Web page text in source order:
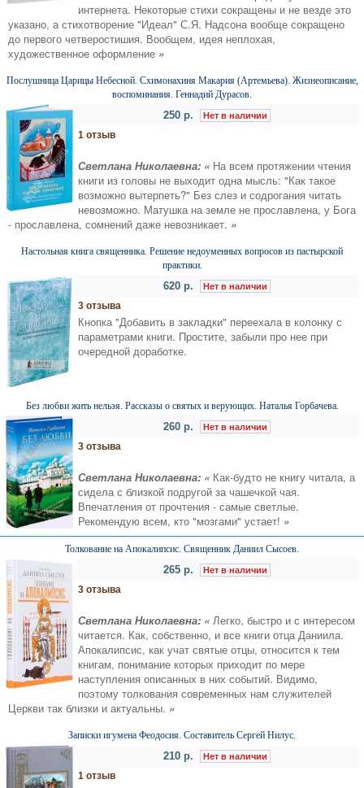
интернета. Некоторые стихи сокращены и не везде это
указано, а стихотворение "Идеал" С.Я. Надсона вообще сокращено
до первого четверостишия. Вообщем, идея неплохая,
художественное оформление »
Послушница Царицы Небесной. Схимонахиня Макария (Артемьева). Жизнеописание,
воспоминания. Геннадий Дурасов.
250 р. Нет в наличии
1 отзыв
Светлана Николаевна: « На всем протяжении чтения
книги из головы не выходит одна мысль: "Как такое
возможно вытерпеть?" Без слез и содрогания читать
невозможно. Матушка на земле не прославлена, у Бога
- прославлена, сомнений даже невозникает. »
Настольная книга священника. Решение недоуменных вопросов из пастырской
практики.
620 р. Нет в наличии
3 отзыва
Кнопка "Добавить в закладки" переехала в колонку с
параметрами книги. Простите, забыли про нее при
очередной доработке.
Без любви жить нельзя. Рассказы о святых и верующих. Наталья Горбачева.
260 р. Нет в наличии
3 отзыва
Светлана Николаевна: « Как-будто не книгу читала, а
сидела с близкой подругой за чашечкой чая.
Впечатления от прочтения - самые светлые.
Рекомендую всем, кто "мозгами" устает! »
Толкование на Апокалипсис. Священник Даниил Сысоев.
265 р. Нет в наличии
3 отзыва
Светлана Николаевна: « Легко, быстро и с интересом
читается. Как, собственно, и все книги отца Даниила.
Апокалипсис, как учат святые отцы, относится к тем
книгам, понимание которых приходит по мере
наступления описанных в них событий. Видимо,
поэтому толкования современных нам служителей
Церкви так близки и актуальны. »
Записки игумена Феодосия. Составитель Сергей Нилус.
210 р. Нет в наличии
1 отзыв